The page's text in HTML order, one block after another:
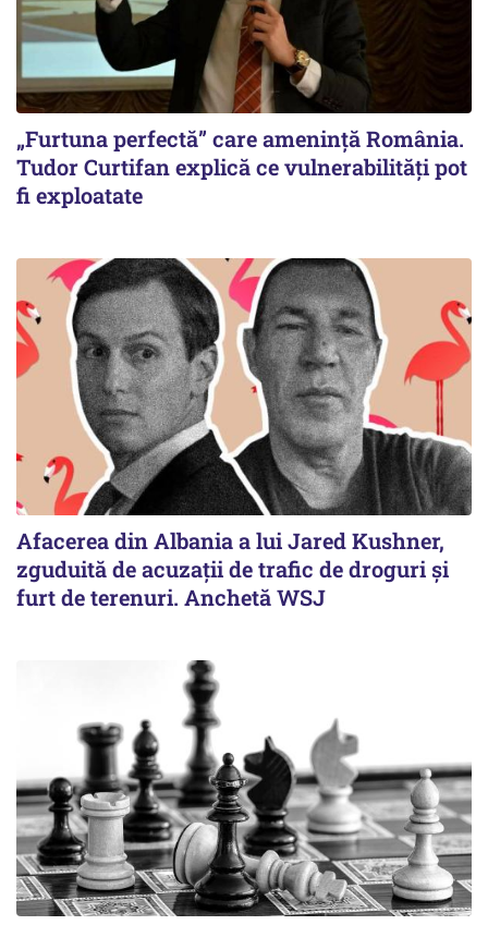
„Furtuna perfectă” care amenință România.
Tudor Curtifan explică ce vulnerabilități pot
fi exploatate
Afacerea din Albania a lui Jared Kushner,
zguduită de acuzații de trafic de droguri și
furt de terenuri. Anchetă WSJ